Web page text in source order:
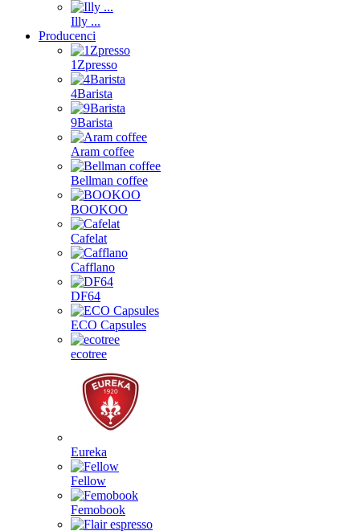
Illy ...
Producenci
1Zpresso
4Barista
9Barista
Aram coffee
Bellman coffee
BOOKOO
Cafelat
Cafflano
DF64
ECO Capsules
ecotree
Eureka
Fellow
Femobook